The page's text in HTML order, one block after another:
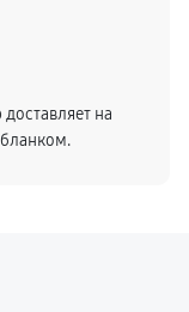
на